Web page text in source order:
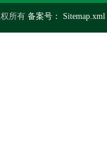
所有 备案号： Sitemap.xml